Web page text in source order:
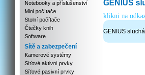
Notebooky a příslušenství
Mini počítače
Stolní počítače
Čtečky knih
Software
Sítě a zabezpečení
Kamerové systémy
Síťové aktivní prvky
Síťové pasivní prvky
GENIUS
klikni na
GENIUS